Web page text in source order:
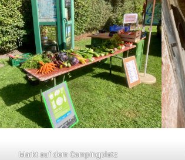
Markt auf dem Campingplatz